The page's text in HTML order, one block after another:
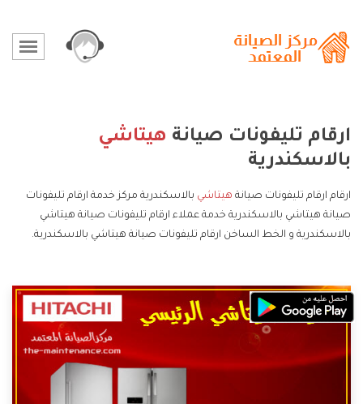
ارقام تليفونات صيانة هيتاشي
بالاسكندرية
ارقام ارقام تليفونات صيانة هيتاشي بالاسكندرية مركز خدمة ارقام تليفونات
صيانة هيتاشي بالاسكندرية خدمة عملاء ارقام تليفونات صيانة هيتاشي
بالاسكندرية و الخط الساخن ارقام تليفونات صيانة هيتاشي بالاسكندرية.